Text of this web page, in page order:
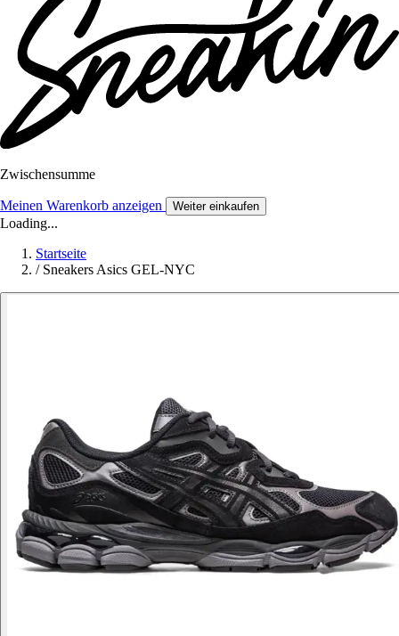
Zwischensumme
Meinen Warenkorb anzeigen Weiter einkaufen
Loading...
Startseite
/ Sneakers Asics GEL-NYC